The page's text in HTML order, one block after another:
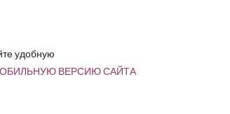
удобную
ВЕРСИЮ САЙТА